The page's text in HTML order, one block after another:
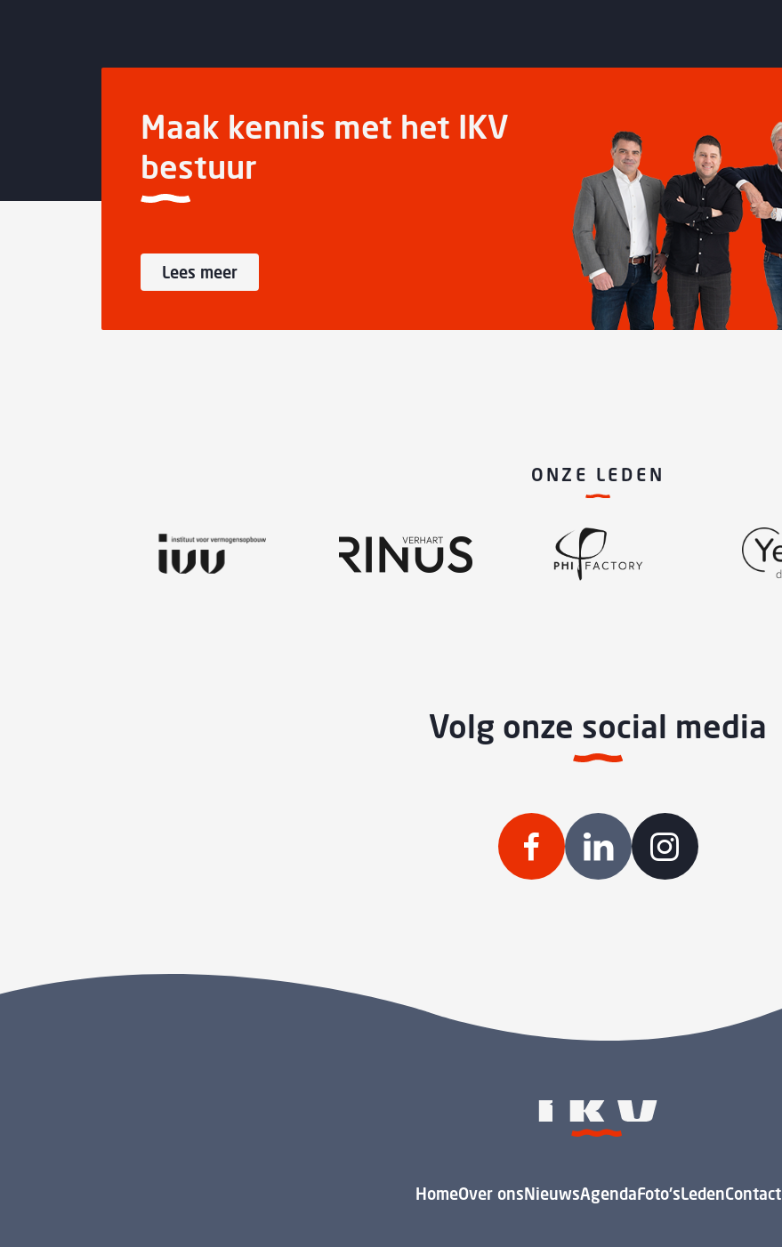
Maak kennis met het IKV
bestuur
Lees meer
ONZE LEDEN
Volg onze social media
HomeOver onsNieuwsAgendaFoto'sLedenContact